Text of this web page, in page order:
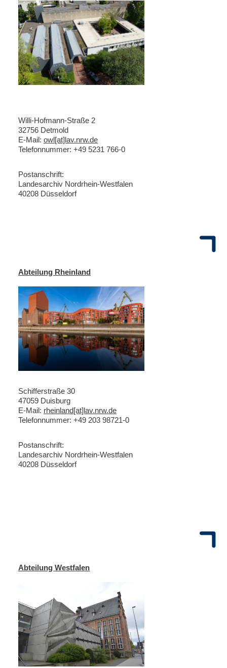
Willi-Hofmann-Straße 2
32756 Detmold
E-Mail: owl[at]lav.nrw.de
Telefonnummer: +49 5231 766-0
Postanschrift:
Landesarchiv Nordrhein-Westfalen
40208 Düsseldorf
Abteilung Rheinland
Schifferstraße 30
47059 Duisburg
E-Mail: rheinland[at]lav.nrw.de
Telefonnummer: +49 203 98721-0
Postanschrift:
Landesarchiv Nordrhein-Westfalen
40208 Düsseldorf
Abteilung Westfalen